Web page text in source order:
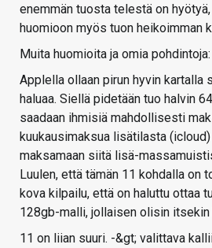
enemmän tuosta telestä on
huomioon myös tuon heikoimman
Muita huomioita ja omia pohdintoja:
Applella ollaan pirun hyvin kartalla
haluaa. Siellä pidetään tuo halvin
saadaan ihmisiä mahdollisesti
kuukausimaksua lisätilasta
maksamaan siitä lisä-
Luulen, että tämän 11 kohdalla on
kova kilpailu, että on haluttu ottaa
128gb-malli, jollaisen olisin itsekin
11 on liian suuri. -&gt; valittava